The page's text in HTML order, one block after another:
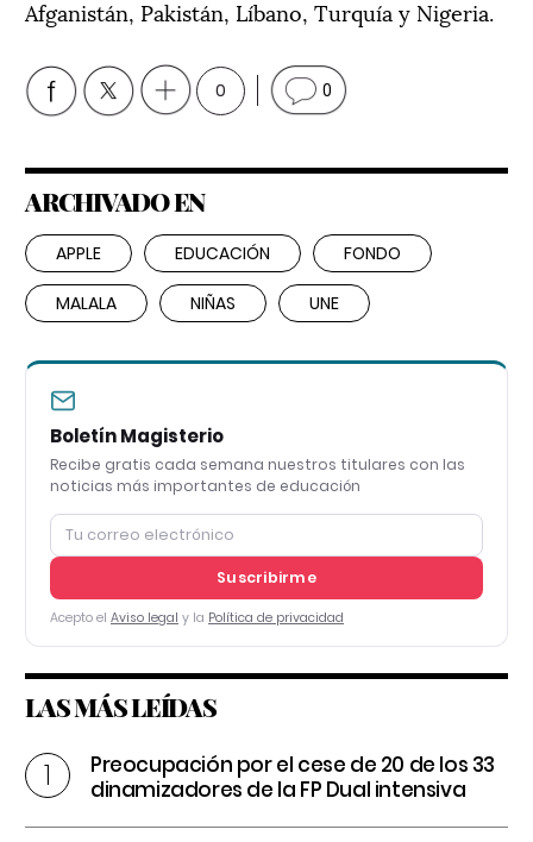
Afganistán, Pakistán, Líbano, Turquía y Nigeria.
0 0
ARCHIVADO EN
APPLE EDUCACIÓN FONDO
MALALA NIÑAS UNE
Boletín Magisterio
Recibe gratis cada semana nuestros titulares con las
noticias más importantes de educación
Suscribirme
Acepto el Aviso legal y la Política de privacidad
LAS MÁS LEÍDAS
Preocupación por el cese de 20 de los 33
dinamizadores de la FP Dual intensiva